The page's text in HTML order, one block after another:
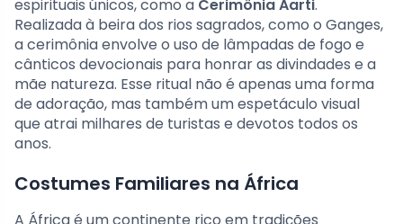
espirituais únicos, como a Cerimônia Aarti.
Realizada à beira dos rios sagrados, como o Ganges,
a cerimônia envolve o uso de lâmpadas de fogo e
cânticos devocionais para honrar as divindades e a
mãe natureza. Esse ritual não é apenas uma forma
de adoração, mas também um espetáculo visual
que atrai milhares de turistas e devotos todos os
anos.
Costumes Familiares na África